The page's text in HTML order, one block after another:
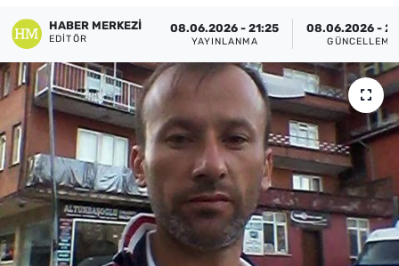
HABER MERKEZI
EDITÖR
08.06.2026 - 21:25
YAYINLANMA
08.06.2026 -
GÜNCELLEME